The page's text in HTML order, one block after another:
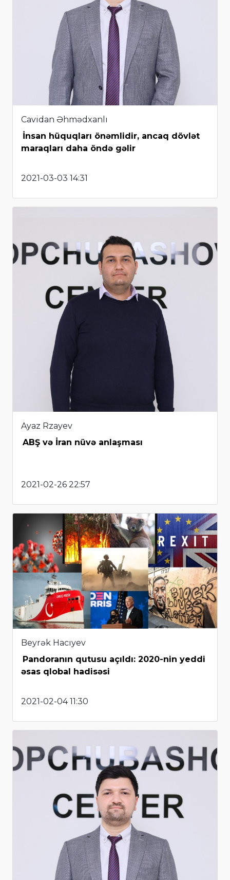
Cavidan Əhmədxanlı
İnsan hüquqları önəmlidir, ancaq dövlət
maraqları daha öndə gəlir
2021-03-03 14:31
Ayaz Rzayev
ABŞ və İran nüvə anlaşması
2021-02-26 22:57
Beyrək Hacıyev
Pandoranın qutusu açıldı: 2020-nin yeddi
əsas qlobal hadisəsi
2021-02-04 11:30